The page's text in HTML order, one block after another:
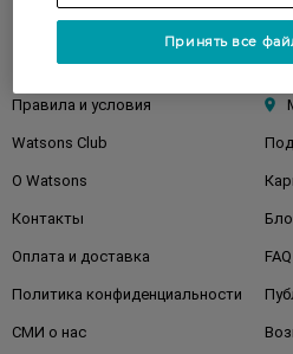
Клиентам
Правила и условия
Watsons Club
О Watsons
Контакты
Оплата и доставка FAQ
Политика конфиденциальности
СМИ о нас
Принять все